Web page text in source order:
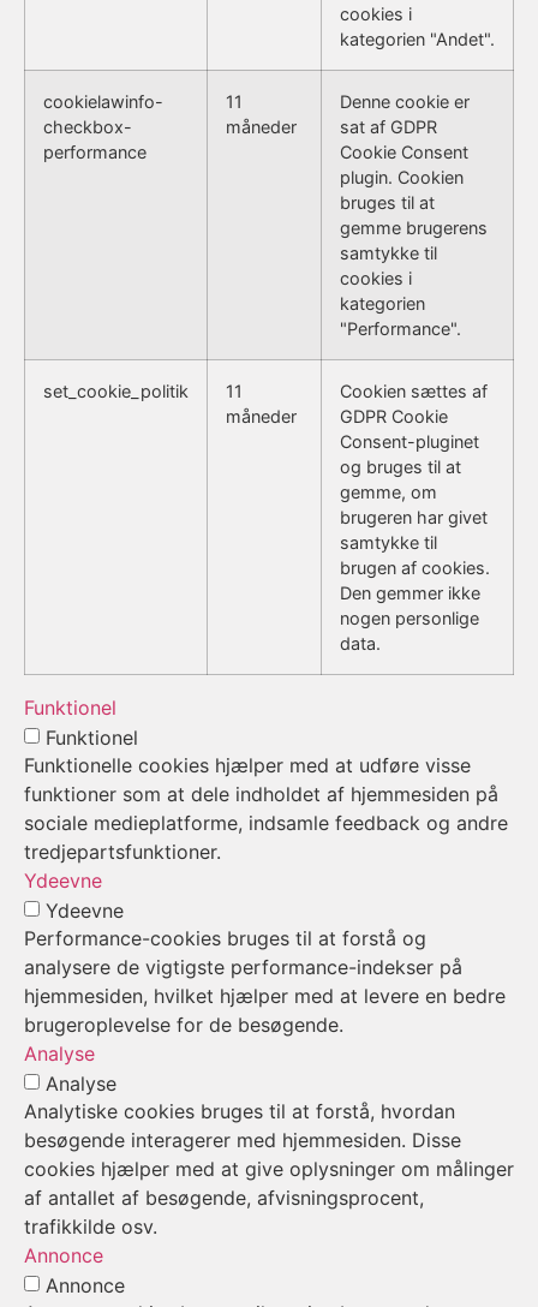
cookies i
kategorien "Andet".
cookielawinfo-
checkbox-
performance
11
måneder
Denne cookie er
sat af GDPR
Cookie Consent
plugin. Cookien
bruges til at
gemme brugerens
samtykke til
cookies i
kategorien
"Performance".
set_cookie_politik
11
måneder
Cookien sættes af
GDPR Cookie
Consent-pluginet
og bruges til at
gemme, om
brugeren har givet
samtykke til
brugen af cookies.
Den gemmer ikke
nogen personlige
data.
Funktionel
Funktionel
Funktionelle cookies hjælper med at udføre visse
funktioner som at dele indholdet af hjemmesiden på
sociale medieplatforme, indsamle feedback og andre
tredjepartsfunktioner.
Ydeevne
Ydeevne
Performance-cookies bruges til at forstå og
analysere de vigtigste performance-indekser på
hjemmesiden, hvilket hjælper med at levere en bedre
brugeroplevelse for de besøgende.
Analyse
Analyse
Analytiske cookies bruges til at forstå, hvordan
besøgende interagerer med hjemmesiden. Disse
cookies hjælper med at give oplysninger om målinger
af antallet af besøgende, afvisningsprocent,
trafikkilde osv.
Annonce
Annonce